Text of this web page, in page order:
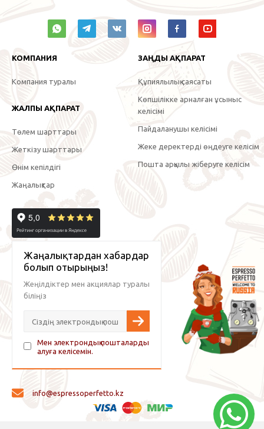
КОМПАНИЯ
Компания туралы
ЖАЛПЫ АҚПАРАТ
Төлем шарттары
Жеткізу шарттары
Өнім кепілдігі
Жаңалықтар
ЗАҢДЫ АҚПАРАТ
Құпиялылық саясаты
Көпшілікке арналған ұсыныс
келісімі
Пайдаланушы келісімі
Жеке деректерді өңдеуге келісім
Пошта арқылы жіберуге келісім
Жаңалықтардан хабардар
болып отырыңыз!
Жеңілдіктер мен акциялар туралы
біліңіз
Мен электрондық пошталарды
алуға келісемін.
info@espressoperfetto.kz
© 2026 Espresso Perfetto — кофе жабдықтары және кофе